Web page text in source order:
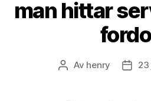
man hittar
Inläggsförfattare
Av henry 23